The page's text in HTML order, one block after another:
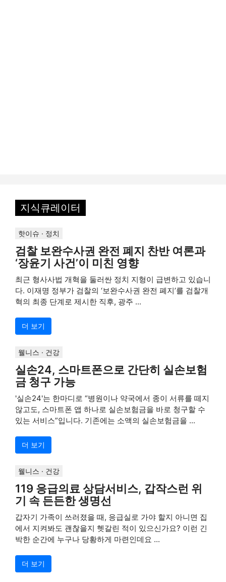
지식큐레이터
핫이슈 · 정치
검찰 보완수사권 완전 폐지 찬반 여론과
‘장윤기 사건’이 미친 영향
최근 형사사법 개혁을 둘러싼 정치 지형이 급변하고 있습니
다. 이재명 정부가 검찰의 ‘보완수사권 완전 폐지’를 검찰개
혁의 최종 단계로 제시한 직후, 광주 ...
더 보기
웰니스 · 건강
실손24, 스마트폰으로 간단히 실손보험
금 청구 가능
'실손24'는 한마디로 “병원이나 약국에서 종이 서류를 떼지
않고도, 스마트폰 앱 하나로 실손보험금을 바로 청구할 수
있는 서비스”입니다. 기존에는 소액의 실손보험금을 ...
더 보기
웰니스 · 건강
119 응급의료 상담서비스, 갑작스런 위
기 속 든든한 생명선
갑자기 가족이 쓰러졌을 때, 응급실로 가야 할지 아니면 집
에서 지켜봐도 괜찮을지 헷갈린 적이 있으신가요? 이런 긴
박한 순간에 누구나 당황하게 마련인데요 ...
더 보기